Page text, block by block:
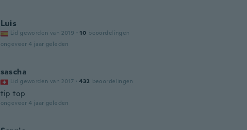
Luis
Lid geworden van 2019 · 10 beoordelingen
ongeveer 4 jaar geleden
sascha
Lid geworden van 2017 · 432 beoordelingen
tip top
ongeveer 4 jaar geleden